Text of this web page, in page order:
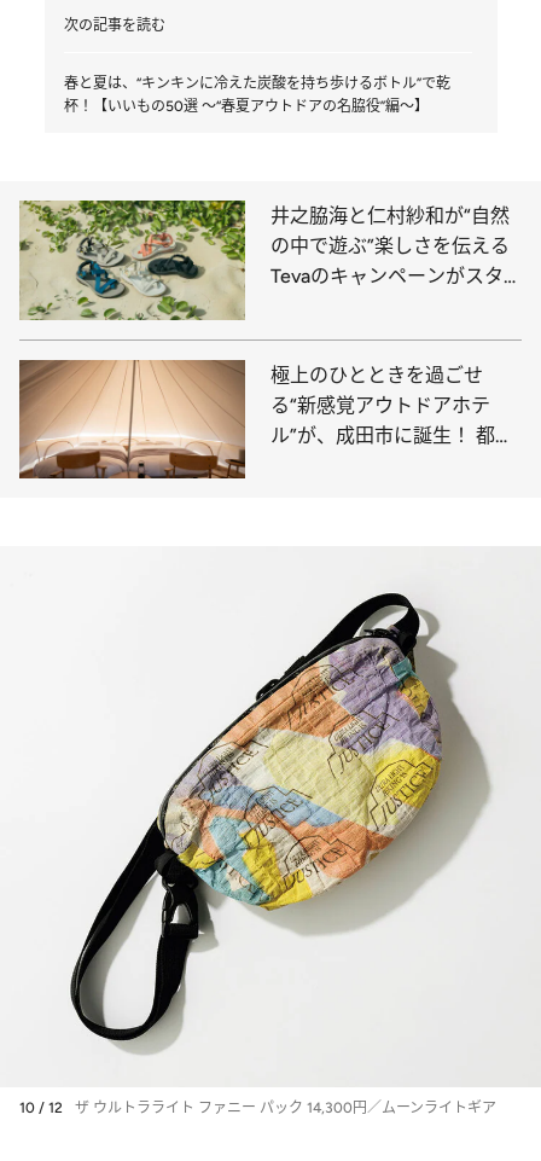
次の記事を読む
春と夏は、“キンキンに冷えた炭酸を持ち歩けるボトル”で乾
杯！【いいもの50選 ～“春夏アウトドアの名脇役”編～】
井之脇海と仁村紗和が“自然
の中で遊ぶ”楽しさを伝える
Tevaのキャンペーンがスタ
用の新モデルも初登場！
極上のひとときを過ごせ
る“新感覚アウトドアホテ
ル”が、成田市に誕生！ 都心
10 / 12 ザ ウルトラライト ファニー パック 14,300円／ムーンライトギア